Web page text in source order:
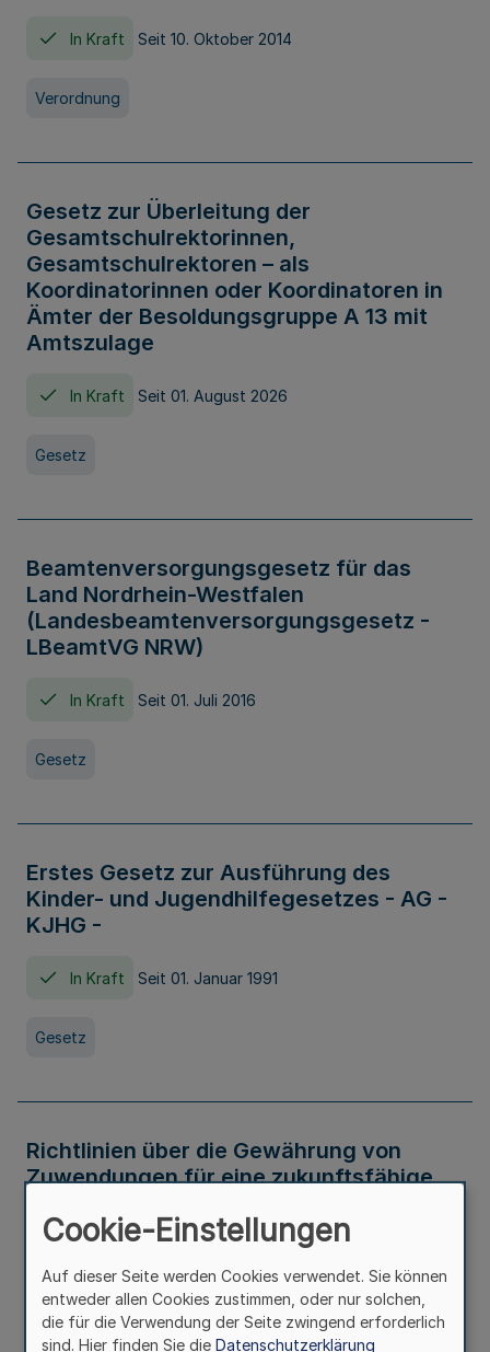
In Kraft Seit 10. Oktober 2014
Verordnung
Gesetz zur Überleitung der
Gesamtschulrektorinnen,
Gesamtschulrektoren – als
Koordinatorinnen oder Koordinatoren in
Ämter der Besoldungsgruppe A 13 mit
Amtszulage
In Kraft Seit 01. August 2026
Gesetz
Beamtenversorgungsgesetz für das
Land Nordrhein-Westfalen
(Landesbeamtenversorgungsgesetz -
LBeamtVG NRW)
In Kraft Seit 01. Juli 2016
Gesetz
Erstes Gesetz zur Ausführung des
Kinder- und Jugendhilfegesetzes - AG -
KJHG -
In Kraft Seit 01. Januar 1991
Gesetz
Richtlinien über die Gewährung von
Zuwendungen für eine zukunftsfähige
Nordrhein-Westfalen
In Kraft
Verwaltungsvorschrift
Cookie-Einstellungen
Auf dieser Seite werden Cookies verwendet. Sie können
entweder allen Cookies zustimmen, oder nur solchen,
die für die Verwendung der Seite zwingend erforderlich
sind. Hier finden Sie die Datenschutzerklärung